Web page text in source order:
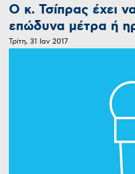
Ο κ. Τσίπρας έχει
επώδυνα μέτρα ή
Τρίτη, 31 Ιαν 2017